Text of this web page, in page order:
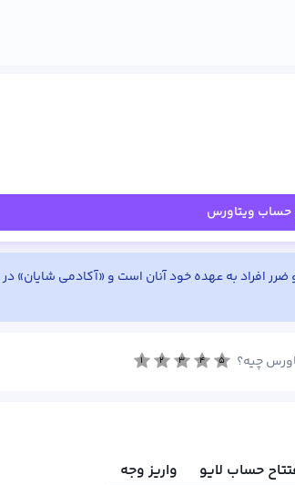
حساب ویتاورس
افراد به عهده خود آنان است و «آکادمی شایان» در
چیه؟ ۱ ۲ ۳ ۴ ۵
حساب لایو واریز وجه